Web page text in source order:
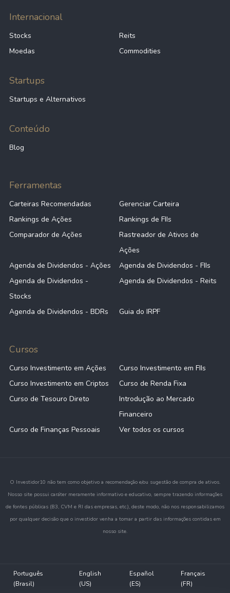
Internacional
Stocks
Reits
Moedas
Commodities
Startups
Startups e Alternativos
Conteúdo
Blog
Ferramentas
Carteiras Recomendadas
Gerenciar Carteira
Rankings de Ações
Rankings de FIIs
Comparador de Ações
Rastreador de Ativos de
Ações
Agenda de Dividendos - Ações
Agenda de Dividendos - FIIs
Agenda de Dividendos -
Stocks
Agenda de Dividendos - Reits
Agenda de Dividendos - BDRs Guia do IRPF
Cursos
Curso Investimento em Ações
Curso Investimento em FIIs
Curso Investimento em Criptos
Curso de Renda Fixa
Curso de Tesouro Direto
Introdução ao Mercado
Financeiro
Curso de Finanças Pessoais
Ver todos os cursos
O Investidor10 não tem como objetivo a recomendação e/ou sugestão de compra de ativos.
Nosso site possui caráter meramente informativo e educativo, sempre trazendo informações
de fontes públicas (B3, CVM e RI das empresas, etc.), deste modo, não nos responsabilizamos
por qualquer decisão que o investidor venha a tomar a partir das informações contidas em
nosso site.
Português
(Brasil)
English
(US)
Español
(ES)
Français
(FR)